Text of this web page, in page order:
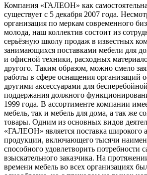
Компания «ГАЛЕОН» как
существует с 5 декабря 2007 года.
организация по меркам современного
молода, наш коллектив состоит из
серьёзную школу продаж в известных
занимающихся поставками мебели для
и офисной техники, расходных
другого. Таким образом, можно смело
работы в сфере оснащения организаций
другими аксессуарами для
поддержания должного
1999 года. В ассортименте компании
мебель, так и мебель для дома, а так же
товары. Одним из основных видов
«ГАЛЕОН» является поставка широкого
продукции, включающего тысячи
способного удовлетворить потребности
взыскательного заказчика. На
времени мебель во всех организациях